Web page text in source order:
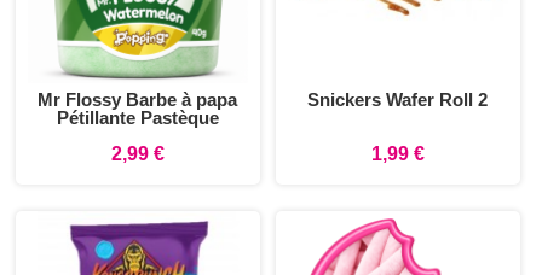
Mr Flossy Barbe à papa
Pétillante Pastèque
2,99 €
Snickers Wafer Roll 2
1,99 €